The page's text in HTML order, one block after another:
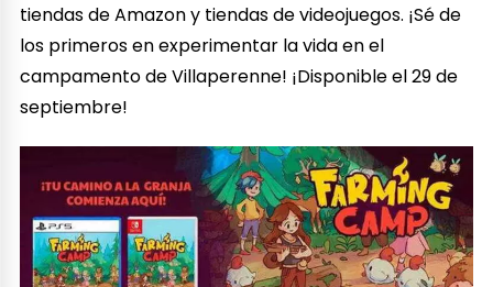
tiendas de Amazon y tiendas de videojuegos. ¡Sé de
los primeros en experimentar la vida en el
campamento de Villaperenne! ¡Disponible el 29 de
septiembre!